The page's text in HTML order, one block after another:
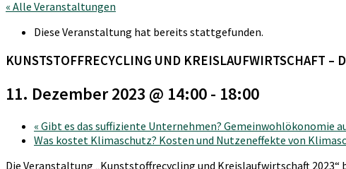
« Alle Veranstaltungen
Diese Veranstaltung hat bereits stattgefunden.
KUNSTSTOFFRECYCLING UND KREISLAUFWIRTSCHAFT –
11. Dezember 2023 @ 14:00- 18:00
« Gibt es das suffiziente Unternehmen? Gemeinwohlökonomie
Was kostet Klimaschutz? Kosten und Nutzeneffekte von
Die Veranstaltung „Kunststoffrecycling und Kreislaufwirtschaft